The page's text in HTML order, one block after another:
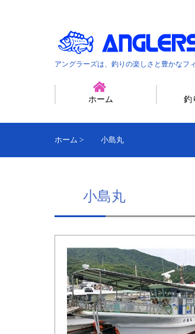
アングラーズは、釣りの楽しさと豊かなフ
ホーム 釣
ホーム > 小島丸
小島丸